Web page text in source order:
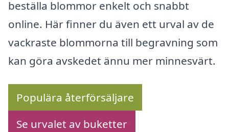
beställa blommor enkelt och snabbt
online. Här finner du även ett urval av de
vackraste blommorna till begravning som
kan göra avskedet ännu mer minnesvärt.
Populära återförsäljare
Se urvalet av buketter